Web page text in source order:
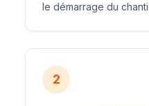
le démarrage du
2